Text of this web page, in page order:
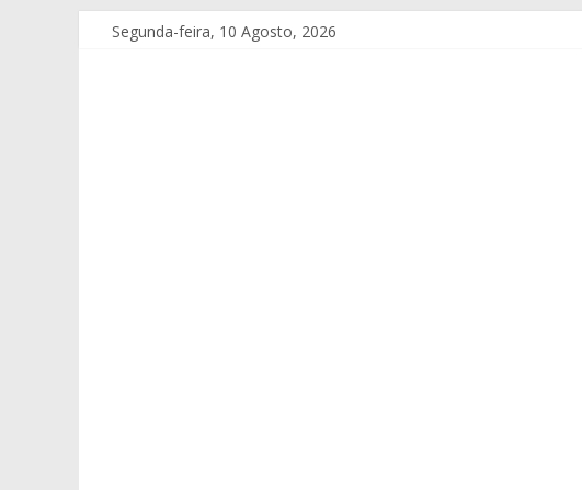
Segunda-feira, 10 Agosto, 2026